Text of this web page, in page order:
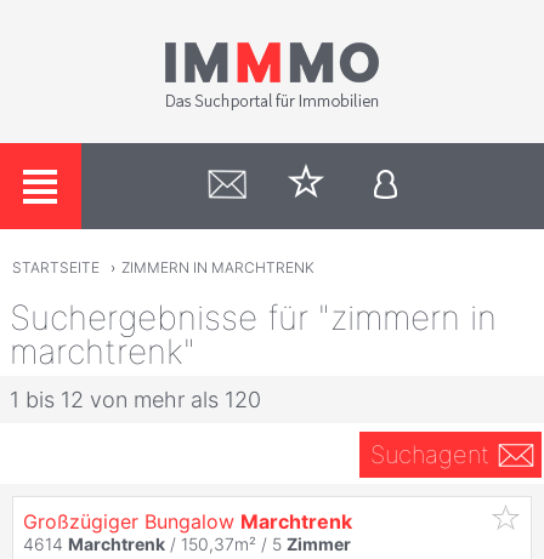
STARTSEITE › ZIMMERN IN MARCHTRENK
Suchergebnisse für "zimmern in
marchtrenk"
1 bis 12 von mehr als 120
Suchagent
Großzügiger Bungalow Marchtrenk
4614 Marchtrenk / 150,37m² / 5 Zimmer